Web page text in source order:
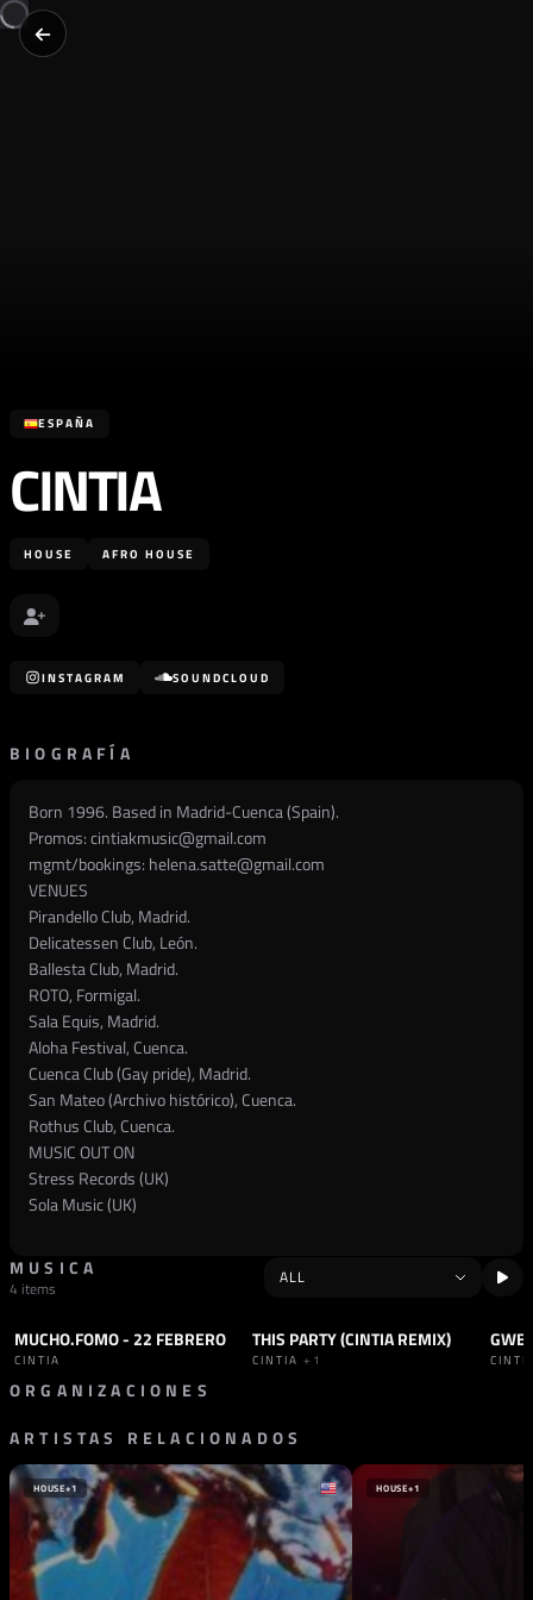
ESPAÑA
CINTIA
HOUSE AFRO HOUSE
INSTAGRAM SOUNDCLOUD
BIOGRAFÍA
Born 1996. Based in Madrid-Cuenca (Spain).
Promos:cintiakmusic@gmail.com
mgmt/bookings: helena.satte@gmail.com
VENUES
Pirandello Club, Madrid.
Delicatessen Club, León.
Ballesta Club, Madrid.
ROTO, Formigal.
Sala Equis, Madrid.
Aloha Festival, Cuenca.
Cuenca Club (Gay pride), Madrid.
San Mateo (Archivo histórico), Cuenca.
Rothus Club, Cuenca.
MUSIC OUT ON
Stress Records (UK)
Sola Music (UK)
MUSICA
4 items
SET HOUSE
MUCHO.FOMO - 22 FEBRERO
CINTIA
TRACK HOUSE
THIS PARTY (CINTIA REMIX)
CINTIA +1
TRACK
ORGANIZACIONES
SELLO
SOLA
REINO UNIDO
ARTISTAS RELACIONADOS
HOUSE+1 HOUSE+1